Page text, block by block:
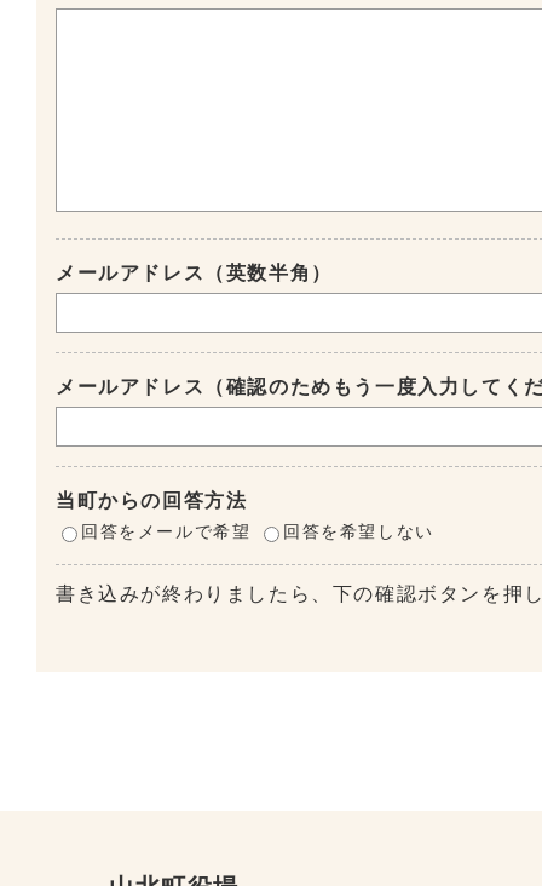
メールアドレス（英数半角）
メールアドレス（確認のためもう一度入力してく
当町からの回答方法
回答をメールで希望 回答を希望しない
書き込みが終わりましたら、下の確認ボタンを押